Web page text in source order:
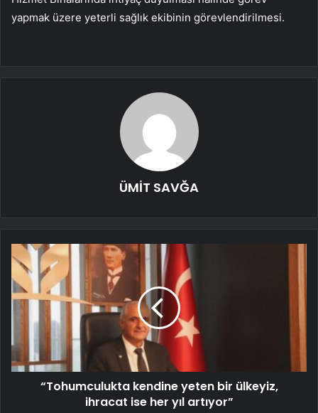
yapmak üzere yeterli sağlık ekibinin görevlendirilmesi.
ÜMİT SAVĞA
“Tohumculukta kendine yeten bir ülkeyiz,
ihracat ise her yıl artıyor”